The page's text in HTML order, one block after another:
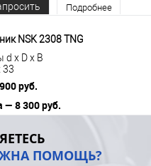
Подробнее
NSK 2308 TNG
d x D x B
33
руб.
— 8 300 руб.
ПОМОЩЬ?